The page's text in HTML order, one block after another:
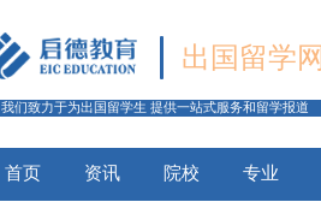
出国留学网
我们致力于为出国留学生 提供一站式服务和留学报道
首页 资讯 院校 专业